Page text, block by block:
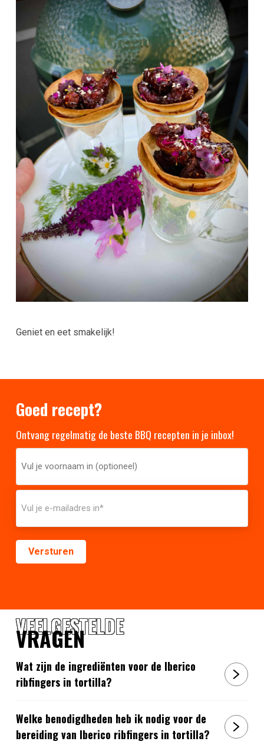
Geniet en eet smakelijk!
Goed recept?
Ontvang regelmatig de beste BBQ recepten in je inbox!
VEELGESTELDE
VRAGEN
Wat zijn de ingrediënten voor de Iberico
ribfingers in tortilla?
Welke benodigdheden heb ik nodig voor de
bereiding van Iberico ribfingers in tortilla?